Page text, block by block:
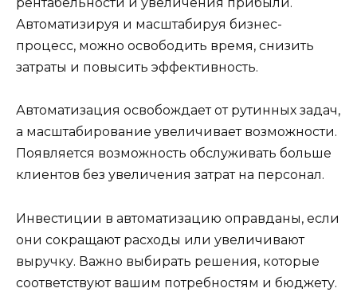
Автоматизируя и масштабируя бизнес-
процесс, можно освободить время, снизить
затраты и повысить эффективность.
Автоматизация освобождает от рутинных задач,
а масштабирование увеличивает возможности.
Появляется возможность обслуживать больше
клиентов без увеличения затрат на персонал.
Инвестиции в автоматизацию оправданы, если
они сокращают расходы или увеличивают
выручку. Важно выбирать решения, которые
соответствуют вашим потребностям и бюджету.